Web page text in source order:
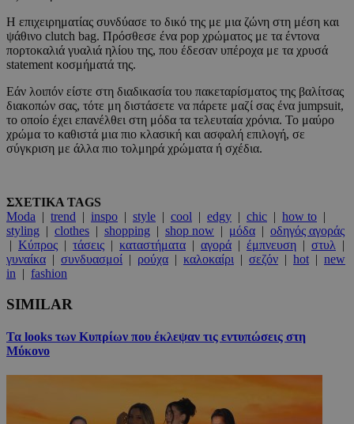
Η επιχειρηματίας συνδύασε το δικό της με μια ζώνη στη μέση και
ψάθινο clutch bag. Πρόσθεσε ένα pop χρώματος με τα έντονα
πορτοκαλιά γυαλιά ηλίου της, που έδεσαν υπέροχα με τα χρυσά
statement κοσμήματά της.
Εάν λοιπόν είστε στη διαδικασία του πακεταρίσματος της βαλίτσας
διακοπών σας, τότε μη διστάσετε να πάρετε μαζί σας ένα jumpsuit,
το οποίο έχει επανέλθει στη μόδα τα τελευταία χρόνια. Το μαύρο
χρώμα το καθιστά μια πιο κλασική και ασφαλή επιλογή, σε
σύγκριση με άλλα πιο τολμηρά χρώματα ή σχέδια.
ΣΧΕΤΙΚΑ TAGS
Moda | trend | inspo | style | cool | edgy | chic | how to |
styling | clothes | shopping | shop now | μόδα | οδηγός αγοράς
| Κύπρος | τάσεις | καταστήματα | αγορά | έμπνευση | στυλ |
γυναίκα | συνδυασμοί | ρούχα | καλοκαίρι | σεζόν | hot | new
in | fashion
SIMILAR
Τα looks των Κυπρίων που έκλεψαν τις εντυπώσεις στη
Μύκονο